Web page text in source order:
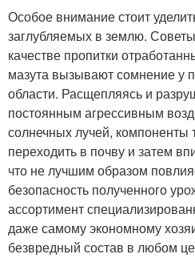
Особое внимание стоит
заглубляемых в землю.
качестве пропитки
мазута вызывают сомнение у
области. Расщепляясь и
постоянным агрессивным
солнечных лучей, компоненты
переходить в почву и затем
что не лучшим образом
безопасность полученного
ассортимент
даже самому экономному
безвредный состав в любом